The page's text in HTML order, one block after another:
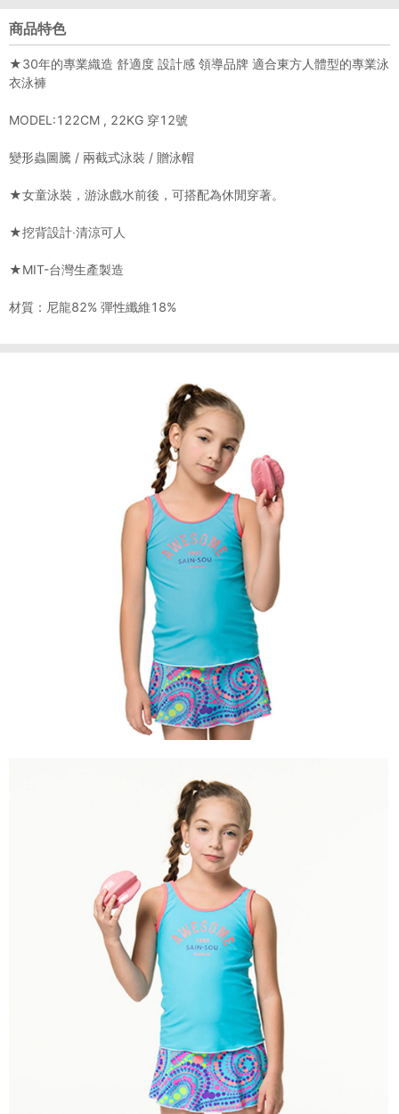
商品特色
★30年的專業織造 舒適度 設計感 領導品牌 適合東方人體型的專業泳
衣泳褲
MODEL:122CM , 22KG 穿12號
變形蟲圖騰 / 兩截式泳裝 / 贈泳帽
★女童泳裝，游泳戲水前後，可搭配為休閒穿著。
★挖背設計‧清涼可人
★MIT-台灣生產製造
材質：尼龍82% 彈性纖維18%